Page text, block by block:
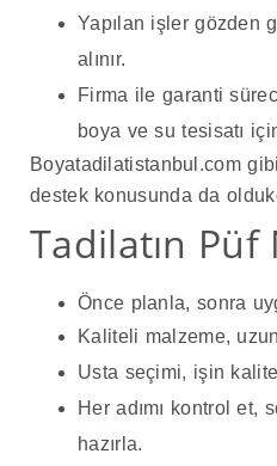
Yapılan işler gözden
alınır.
Firma ile garanti
boya ve su tesisatı
Boyatadilatistanbul.com
destek konusunda da
Tadilatın Püf
Önce planla, sonra
Kaliteli malzeme,
Usta seçimi, işin
Her adımı kontrol et,
hazırla.